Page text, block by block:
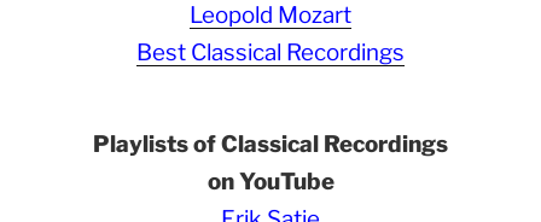
Leopold Mozart
Best Classical Recordings
Playlists of Classical Recordings
on YouTube